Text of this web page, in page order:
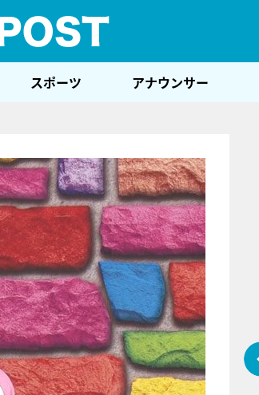
スポーツ アナウンサー